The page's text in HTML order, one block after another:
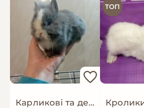
Карликові та декоративні кролики яскраві окраси і клітки
ТОП